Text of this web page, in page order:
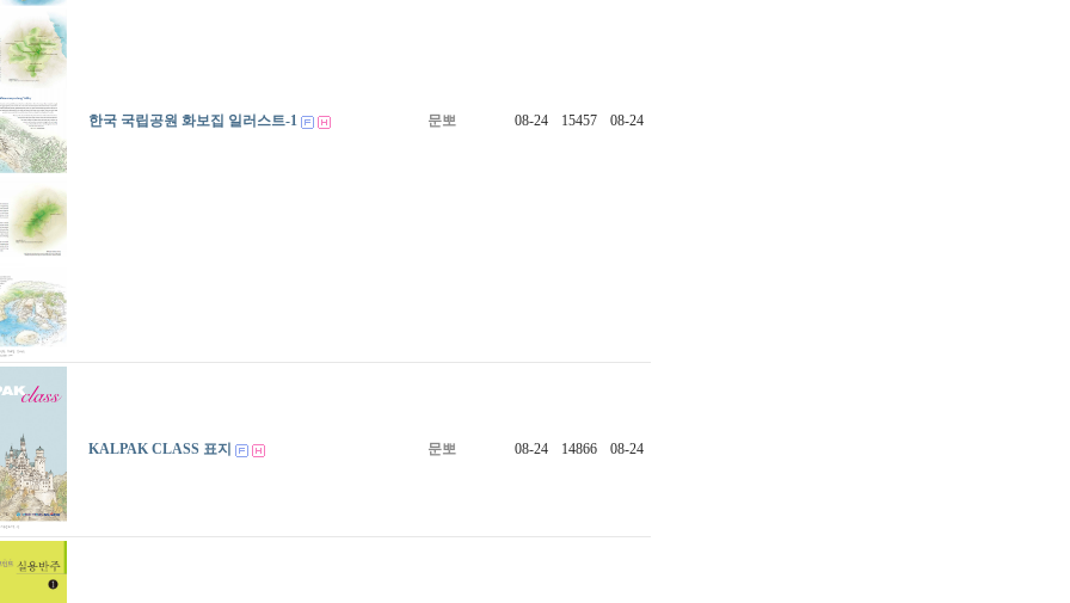
한국 국립공원 화보집 일러스트-1 문뽀 08-24 15457 08-24
KALPAK CLASS 표지 문뽀 08-24 14866 08-24